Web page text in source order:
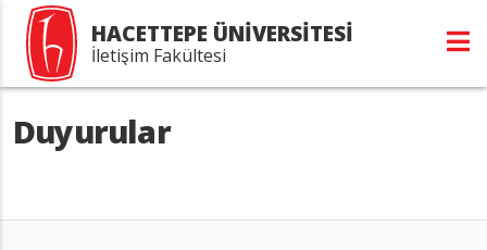
HACETTEPE ÜNİVERSİTESİ
İletişim Fakültesi
Duyurular